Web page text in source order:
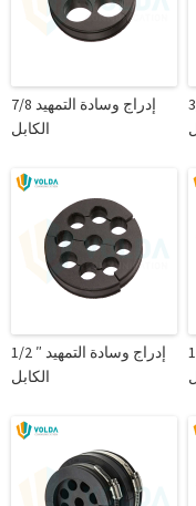
7/8 إدراج وسادة التمهيد
الكابل
1/2 ″ إدراج وسادة التمهيد
الكابل